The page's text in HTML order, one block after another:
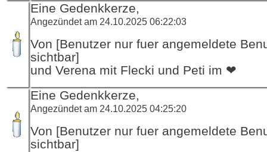
Eine Gedenkkerze,
Angezündet am 24.10.2025 06:22:03
Von [Benutzer nur fuer angemeldete
sichtbar]
und Verena mit Flecki und Peti im ❤
Eine Gedenkkerze,
Angezündet am 24.10.2025 04:25:20
Von [Benutzer nur fuer angemeldete
sichtbar]